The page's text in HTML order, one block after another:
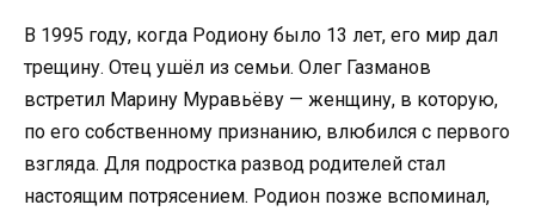
В 1995 году, когда Родиону было 13 лет, его мир дал
трещину. Отец ушёл из семьи. Олег Газманов
встретил Марину Муравьёву — женщину, в которую,
по его собственному признанию, влюбился с первого
взгляда. Для подростка развод родителей стал
настоящим потрясением. Родион позже вспоминал,